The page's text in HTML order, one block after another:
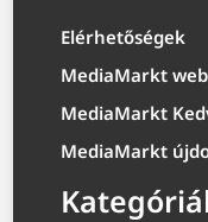
Elérhetőségek
MediaMarkt
MediaMarkt
MediaMarkt